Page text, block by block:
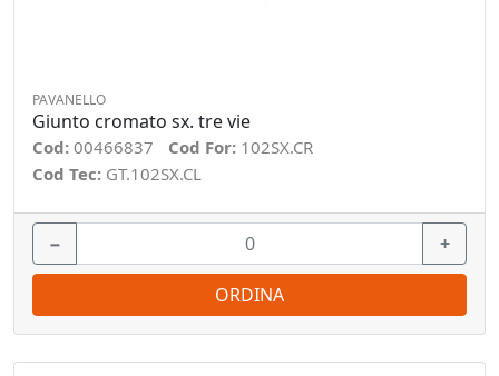
PAVANELLO
Giunto cromato sx. tre vie
Cod: 00466837 Cod For: 102SX.CR
Cod Tec: GT.102SX.CL
− +
ORDINA